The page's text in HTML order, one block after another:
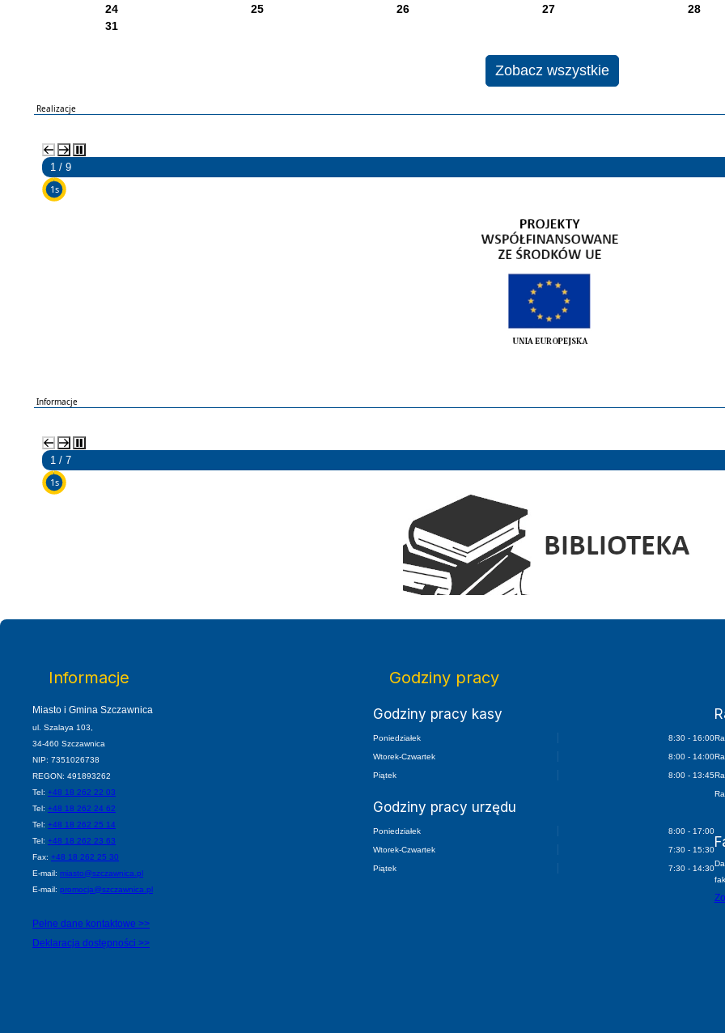
24
25 26 27 28
31
Zobacz wszystkie
Realizacje
2 / 9
5s
Gospodarka niskoemisyjna
Informacje
2 / 7
5s
Elektroniczny Dziennik Urzędowy
Informacje
Miasto i Gmina Szczawnica
ul. Szalaya 103,
34-460 Szczawnica
NIP: 7351026738
REGON: 491893262
Tel: +48 18 262 22 03
Tel: +48 18 262 24 62
Tel: +48 18 262 25 14
Tel: +48 18 262 23 63
Fax: +48 18 262 25 30
E-mail: miasto@szczawnica.pl
E-mail: promocja@szczawnica.pl
Pełne dane kontaktowe >>
Deklaracja dostępności >>
Godziny pracy
Godziny pracy kasy
Poniedziałek 8:30 - 16:00
Wtorek-Czwartek 8:00 - 14:00
Piątek 8:00 - 13:45
Godziny pracy urzędu
Poniedziałek 8:00 - 17:00
Wtorek-Czwartek 7:30 - 15:30
Piątek 7:30 - 14:30